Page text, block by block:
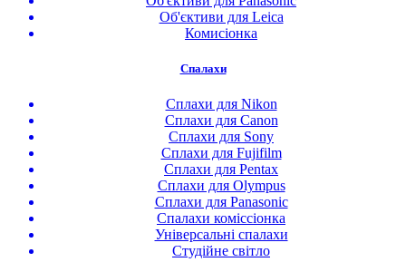
Об'єктиви для Leica
Комисіонка
Спалахи
Сплахи для Nikon
Сплахи для Canon
Сплахи для Sony
Сплахи для Fujifilm
Сплахи для Pentax
Сплахи для Olympus
Сплахи для Panasonic
Спалахи коміссіонка
Універсальні спалахи
Студійне світло